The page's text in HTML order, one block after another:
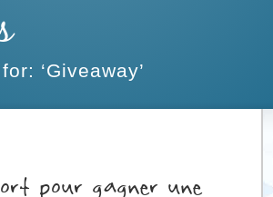
‘Giveaway’
pour gagner une